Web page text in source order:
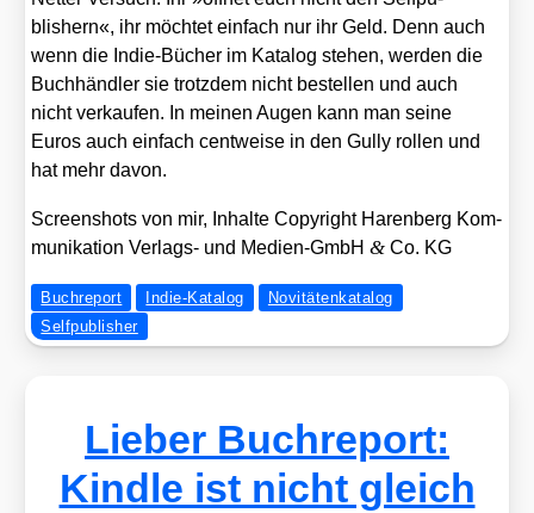
blishern«, ihr möch­tet ein­fach nur ihr Geld. Denn auch
wenn die Indie-Bücher im Kata­log ste­hen, wer­den die
Buch­händ­ler sie trotz­dem nicht bestel­len und auch
nicht ver­kau­fen. In mei­nen Augen kann man sei­ne
Euros auch ein­fach cent­wei­se in den Gul­ly rol­len und
hat mehr davon.
Screen­shots von mir, Inhal­te Copy­right Haren­berg Kom­
mu­ni­ka­ti­on Ver­lags- und Medi­en-GmbH& Co. KG
Buchreport Indie-Katalog
Novitätenkatalog
Selfpublisher
Lieber Buchreport:
Kindle ist nicht gleich